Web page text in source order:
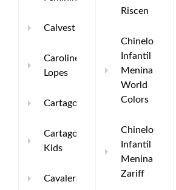
Calvest
Caroline
Lopes
Cartago
Cartago
Kids
Cavalera
Riscen
Chinelo
Infantil
Menina
World
Colors
Chinelo
Infantil
Menina
Zariff